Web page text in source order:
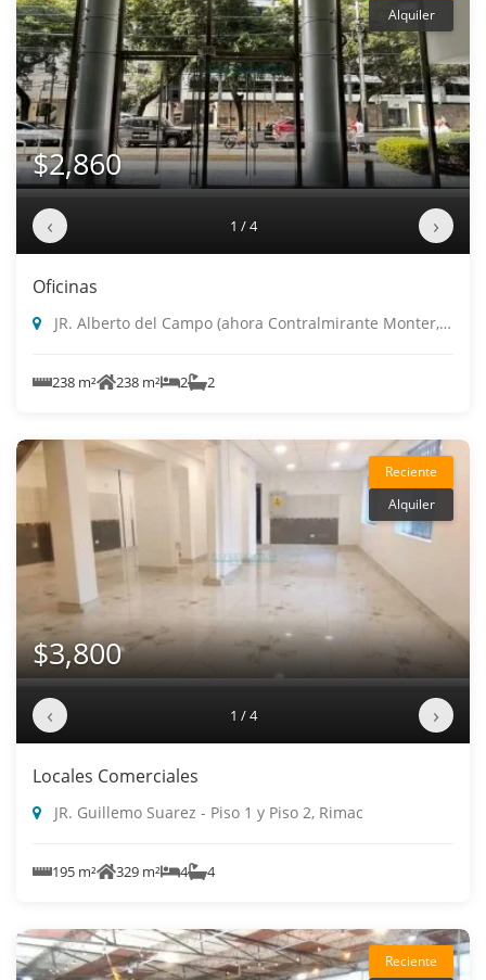
Alquiler
$2,860
‹ 1 / 4 ›
Oficinas
JR. Alberto del Campo (ahora Contralmirante Monter, Magdalena Del Mar
238 m² 238 m² 2 2
Reciente
Alquiler
$3,800
‹ 1 / 4 ›
Locales Comerciales
JR. Guillemo Suarez - Piso 1 y Piso 2, Rimac
195 m² 329 m² 4 4
Reciente